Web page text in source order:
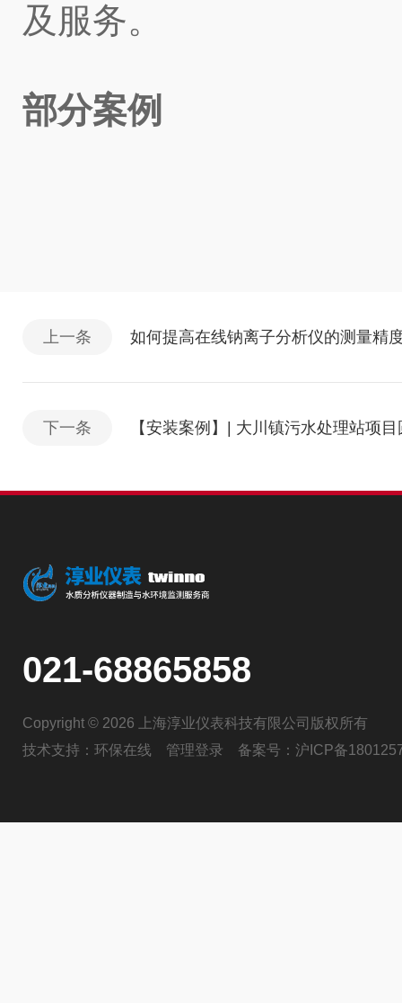
及服务。
部分案例
上一条 如何提高在线钠离子分析仪的测量精
下一条 【安装案例】| 大川镇污水处理站项
021-68865858
Copyright © 2026 上海淳业仪表科技有限公司版权所有
技术支持： 环保在线 管理登录 备案号： 沪ICP备